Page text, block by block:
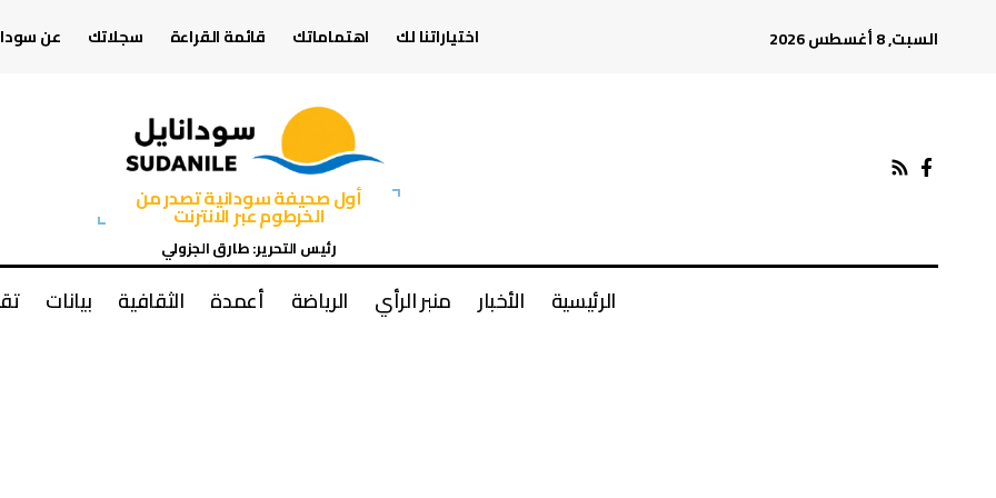
السبت, 8 أغسطس 2026 اختياراتنا لك اهتماماتك قائمة القراءة سجلاتك عن
أول صحيفة سودانية تصدر من
الخرطوم عبر الانترنت
رئيس التحرير: طارق الجزولي
الرئيسية الأخبار منبر الرأي الرياضة أعمدة الثقافية بيانات